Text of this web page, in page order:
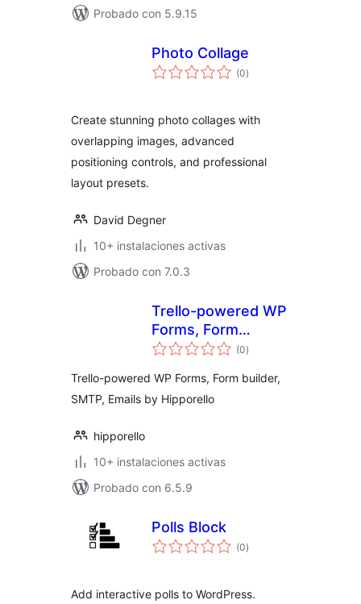
Probado con 5.9.15
Photo Collage
(0valoraciones
en
)
Create stunning photo collages with
overlapping images, advanced
positioning controls, and professional
layout presets.
David Degner
10+ instalaciones activas
Probado con 7.0.3
Trello-powered WP
Forms, Form
builder, SMTP,
Hipporello
(0valoraciones
en
)
Trello-powered WP Forms, Form builder,
SMTP, Emails by Hipporello
hipporello
10+ instalaciones activas
Probado con 6.5.9
Polls Block
(0valoraciones
en
)
Add interactive polls to WordPress.